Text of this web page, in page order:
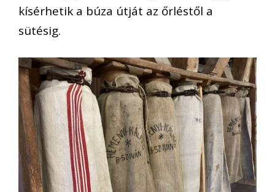
kísérhetik a búza útját az őrléstől a
sütésig.